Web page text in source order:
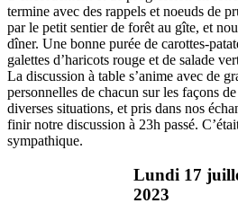
termine avec des rappels et noeuds de
par le petit sentier de forêt au gîte, et
dîner. Une bonne purée de carottes-
galettes d’haricots rouge et de salade
La discussion à table s’anime avec de
personnelles de chacun sur les façons
diverses situations, et pris dans nos
finir notre discussion à 23h passé.
sympathique.
Lundi 17
2023